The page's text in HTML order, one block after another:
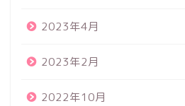
2023年4月
2023年2月
2022年10月